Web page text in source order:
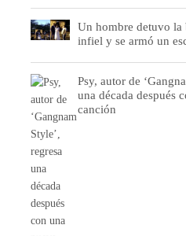
Un hombre detuvo la
infiel y se armó un
Psy, autor de
una década después
canción